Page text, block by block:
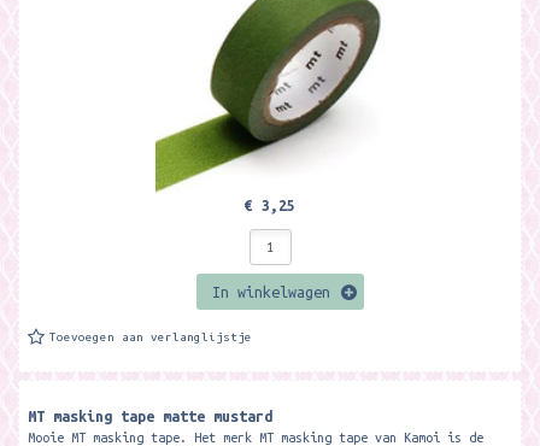
€ 3,25
In winkelwagen
Toevoegen aan verlanglijstje
MT masking tape matte mustard
Mooie MT masking tape. Het merk MT masking tape van Kamoi is de